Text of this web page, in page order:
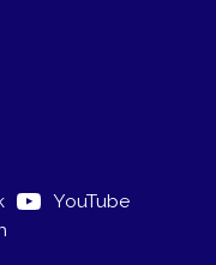
YouTube